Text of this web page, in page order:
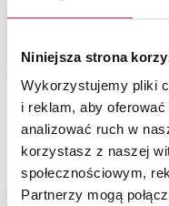
Niniejsza strona
Wykorzystujemy pliki
i reklam, aby
analizować ruch w
korzystasz z naszej
społecznościowym,
Partnerzy mogą
NAJNOWSZE